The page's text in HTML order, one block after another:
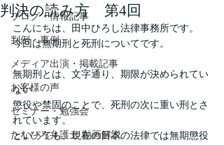
ブログ・情報記事
判例・事例
メディア出演・掲載記事
お客様の声
セミナー・勉強会
たなぴろ弁護士 動画解説
判決の読み方 第4回
こんにちは、田中ひろし法律事務所です。
今回は無期刑と死刑についてです。
無期刑とは、文字通り、期限が決められてい
ない
懲役や禁固のことで、死刑の次に重い刑とさ
れています。
といっても、現在の日本の法律では無期懲役